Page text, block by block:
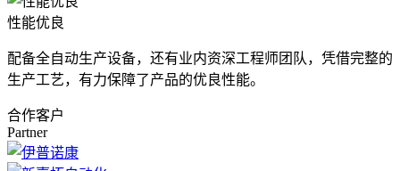
性能优良
配备全自动生产设备，还有业内资深工程师团队，凭借完整的
生产工艺，有力保障了产品的优良性能。
合作客户
Partner